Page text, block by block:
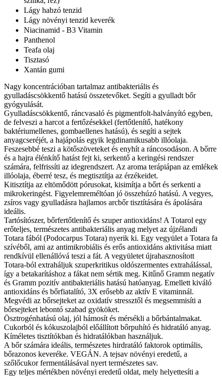
Lágy habzó tenzid
Lágy növényi tenzid keverék
Niacinamid - B3 Vitamin
Panthenol
Teafa olaj
Tisztasó
Xantán gumi
Nagy koncentrációban tartalmaz antibakteriális és
gyulladáscsökkentő hatású összetevőket. Segíti a gyulladt bőr
gyógyulását.
Gyulladáscsökkentő, ráncvasaló és pigmentfolt-halványító egyben,
de felveszi a harcot a fertőzésekkel (fertőtlenítő, hatékony
baktériumellenes, gombaellenes hatású), és segíti a sejtek
anyagcseréjét, a hajápolás egyik legdinamikusabb illóolaja.
Feszesebbé teszi a kötőszöveteket és enyhít a ráncosodáson. A bőrre
és a hajra élénkítő hatást fejt ki, serkentő a keringési rendszer
számára, felfrissíti az idegrendszert. Az aroma terápiápan az emlékek
illóolaja, éberré tesz, és megtisztítja az érzékeidet.
Kitisztítja az eltömődött pórusokat, kisimítja a bőrt és serkenti a
mikrokeringést. Figyelemreméltóan jó összehúzó hatású. A vegyes,
zsíros vagy gyulladásra hajlamos arcbőr tisztítására és ápolására
ideális.
Tartósítószer, bőrfertőtlenítő és szuper antioxidáns! A Totarol egy
erőteljes, természetes antibakteriális anyag melyet az újzélandi
Totara fából (Podocarpus Totara) nyerik ki. Egy vegyület a Totara fa
szívéből, ami az antimikrobiális és erős antioxidáns aktivitása miatt
rendkívül ellenállóvá teszi a fát. A vegyületet újrahasznosított
Totara-ból extraháljuk szuperkritikus oldószermentes extrahálással,
így a betakarításhoz a fákat nem sértik meg. Kitűnő Gramm negatív
és Gramm pozitív antibakteriális hatású hatóanyag. Emellett kiváló
antioxidáns és bőrfiatalító, 3X erősebb az aktív E vitaminnál.
Megvédi az bőrsejteket az oxidatív stressztől és megsemmisíti a
bőrsejteket lebontó szabad gyököket.
Ösztrogénhatású olaj, jól hámosít és mérsékli a bőrbántalmakat.
Cukorból és kókuszolajból előállított bőrpuhító és hidratáló anyag.
Kíméletes tisztítókban és hidratálókban használjuk.
A bőr számára ideális, természetes hirdratáló faktorok optimális,
bőrazonos keveréke. VEGÁN. A tejsav növényi eredetű, a
szőlőcukor fermentálásával nyert természetes sav.
Egy teljes mértékben növényi eredetű oldat, mely helyettesíti a